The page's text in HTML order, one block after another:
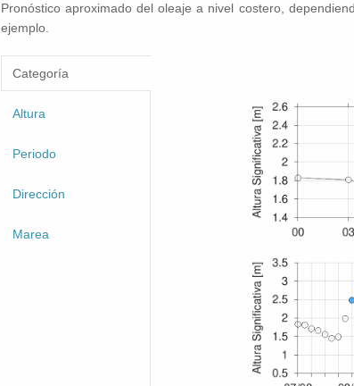
Pronóstico aproximado del oleaje a nivel costero,
ejemplo.
Categoría
Altura
Periodo
Dirección
Marea